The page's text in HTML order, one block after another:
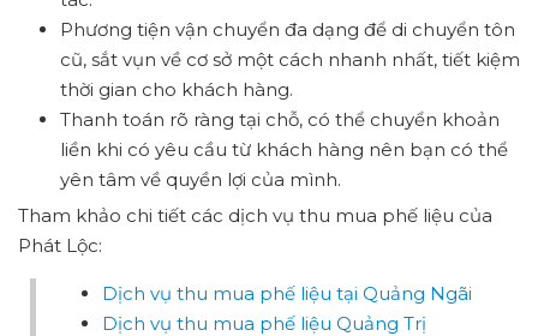
Phương tiện vận chuyển đa dạng để di chuyển tôn
cũ, sắt vụn về cơ sở một cách nhanh nhất, tiết kiệm
thời gian cho khách hàng.
Thanh toán rõ ràng tại chỗ, có thể chuyển khoản
liền khi có yêu cầu từ khách hàng nên bạn có thể
yên tâm về quyền lợi của mình.
Tham khảo chi tiết các dịch vụ thu mua phế liệu của
Phát Lộc:
Dịch vụ thu mua phế liệu tại Quảng Ngãi
Dịch vụ thu mua phế liệu Quảng Trị